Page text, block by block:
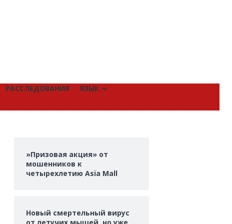
РАССЛЕДОВАНИЯ ЯЗЫК
»Призовая акция» от
мошенников к
четырехлетию Asia Mall
Новый смертельный вирус